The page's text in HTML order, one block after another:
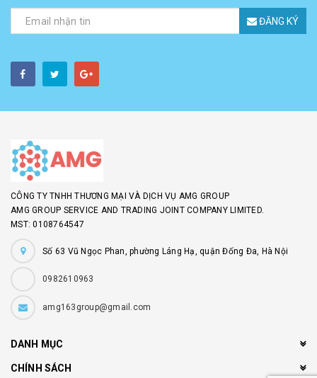
ĐĂNG KÝ
CÔNG TY TNHH THƯƠNG MẠI VÀ DỊCH VỤ AMG GROUP
AMG GROUP SERVICE AND TRADING JOINT COMPANY LIMITED.
MST: 0108764547
Số 63 Vũ Ngọc Phan, phường Láng Hạ, quận Đống Đa, Hà Nội
0982610963
amg163group@gmail.com
DANH MỤC
CHÍNH SÁCH